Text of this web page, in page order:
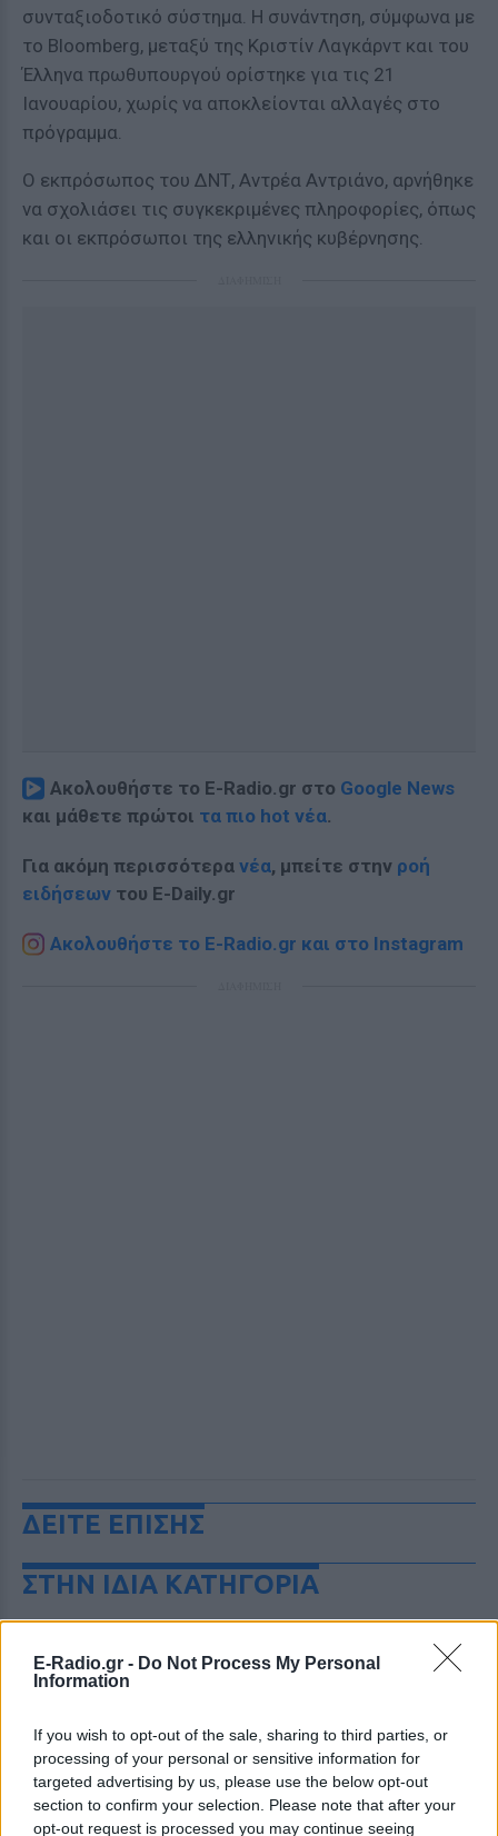
E-Radio.gr - Do Not Process My Personal
Information
If you wish to opt-out of the sale, sharing to third parties, or
processing of your personal or sensitive information for
targeted advertising by us, please use the below opt-out
section to confirm your selection. Please note that after your
opt-out request is processed you may continue seeing
συνταξιοδοτικό σύστημα. Η συνάντηση, σύμφωνα με
το Bloomberg, μεταξύ της Κριστίν Λαγκάρντ και του
Έλληνα πρωθυπουργού ορίστηκε για τις 21
Ιανουαρίου, χωρίς να αποκλείονται αλλαγές στο
πρόγραμμα.
Ο εκπρόσωπος του ΔΝΤ, Αντρέα Αντριάνο, αρνήθηκε
να σχολιάσει τις συγκεκριμένες πληροφορίες, όπως
και οι εκπρόσωποι της ελληνικής κυβέρνησης.
Ακολουθήστε το E-Radio.gr στο Google News
και μάθετε πρώτοι τα πιο hot νέα.
Για ακόμη περισσότερα νέα, μπείτε στην ροή
ειδήσεων του E-Daily.gr
Ακολουθήστε το E-Radio.gr και στο Instagram
ΔΕΙΤΕ ΕΠΙΣΗΣ
ΣΤΗΝ ΙΔΙΑ ΚΑΤΗΓΟΡΙΑ
σκληραίνει τους όρους για τα
Στενά του Ορμούζ
Πυρκαγιά στο διυλιστήριο της Τζαζάν
μετά από επίθεση drone - Η Τεχεράνη
δυνάμεων, άρση κυρώσεων και
αποζημιώσεις πριν ανοίξει η κρίσιμη
θαλάσσια δίοδος